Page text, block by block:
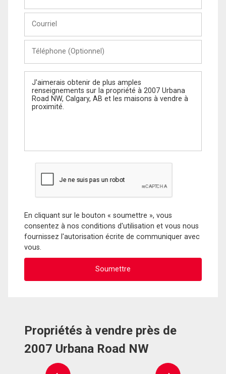
Nom
(Optionnel)
Message
En cliquant sur le bouton « soumettre », vous
consentez à nos conditions d'utilisation et vous nous
fournissez l'autorisation écrite de communiquer avec
vous.
Propriétés à vendre près de
2007 Urbana Road NW